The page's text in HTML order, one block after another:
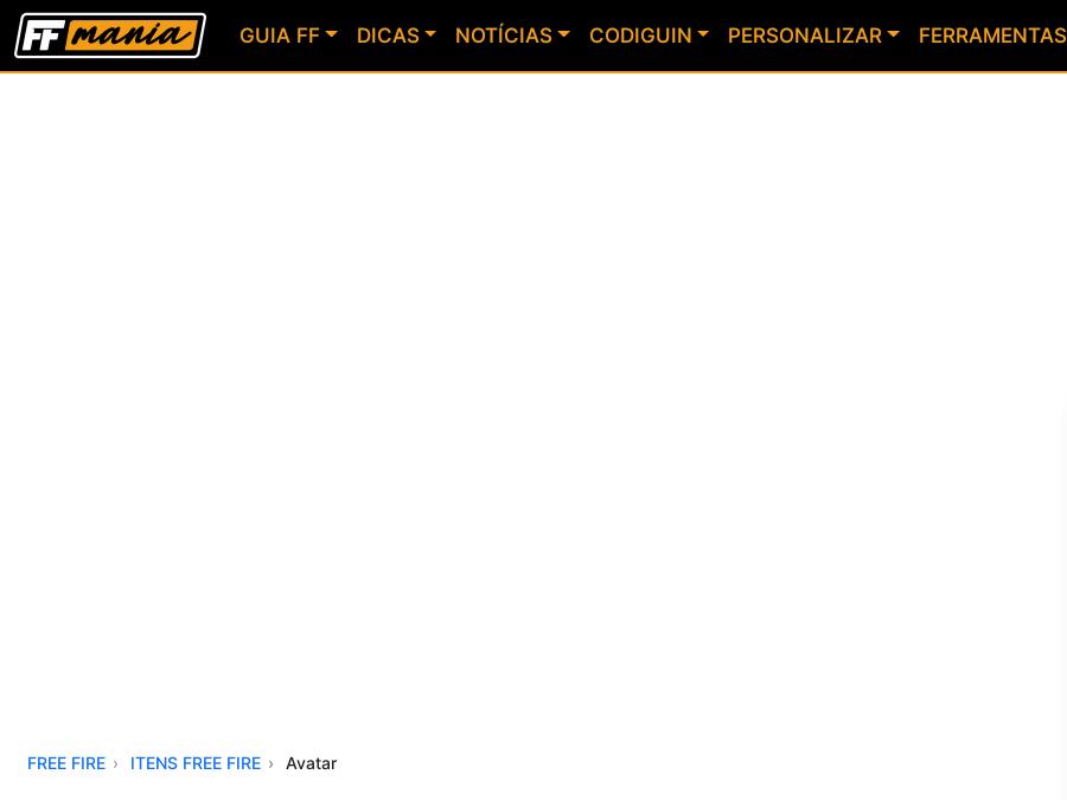
GUIA FF DICAS NOTÍCIAS CODIGUIN PERSONALIZAR FERRAMENTAS
FREE FIRE ITENS FREE FIRE Avatar